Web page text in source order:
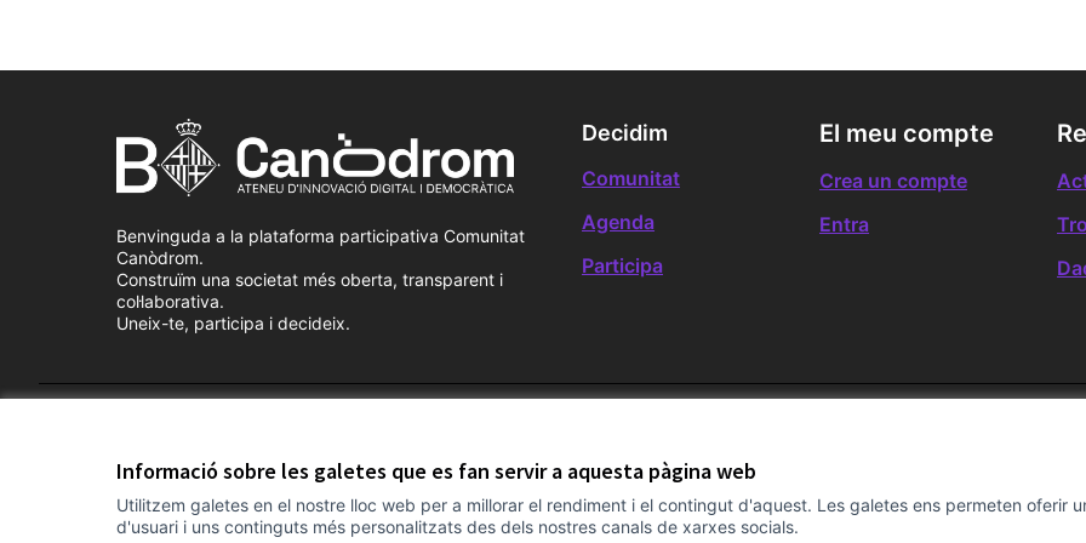
Informació sobre les galetes que es fan servir a aquesta pàgina web
Utilitzem galetes en el nostre lloc web per a millorar el rendiment i el contingut d'aquest. Les galetes ens permeten oferir
d'usuari i uns continguts més personalitzats des dels nostres canals de xarxes socials.
Benvinguda a la plataforma participativa Comunitat
Canòdrom.
Construïm una societat més oberta, transparent i
col·laborativa.
Uneix-te, participa i decideix.
Decidim
Comunitat
Agenda
Participa
El meu compte
Crea un compte
Entra